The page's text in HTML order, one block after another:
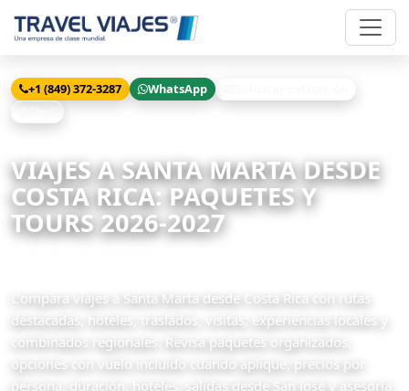
+1 (849) 372-3287 WhatsApp
VIAJES A SANTA MARTA DESDE
COSTA RICA: PAQUETES Y
TOURS 2026-2027
Compara viajes a Santa Marta desde Costa Rica con rutas
destacadas, hoteles, traslados, visitas, experiencias locales y
combinados regionales. Revisa paquetes organizados,
opciones con vuelo incluido cuando aplique, precios por
persona, duración, hoteles, salidas desde San José y asesoría